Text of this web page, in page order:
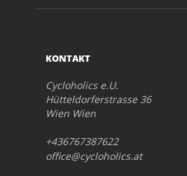
KONTAKT
Cycloholics e.U.
Hütteldorferstrasse 36
Wien Wien
+436767387622
office@cycloholics.at